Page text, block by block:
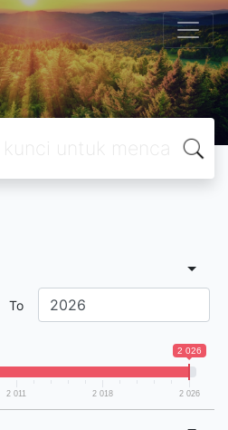
To
2 026
2 011 2 018 2 026